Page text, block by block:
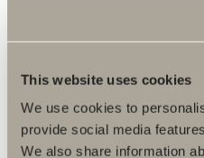
This website uses cookies
We use cookies to
provide social media
We also share information
FLER ÅTERFÖRSÄLJARE